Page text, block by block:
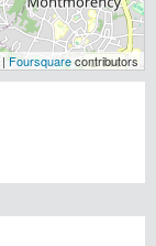
| Foursquarecontributors